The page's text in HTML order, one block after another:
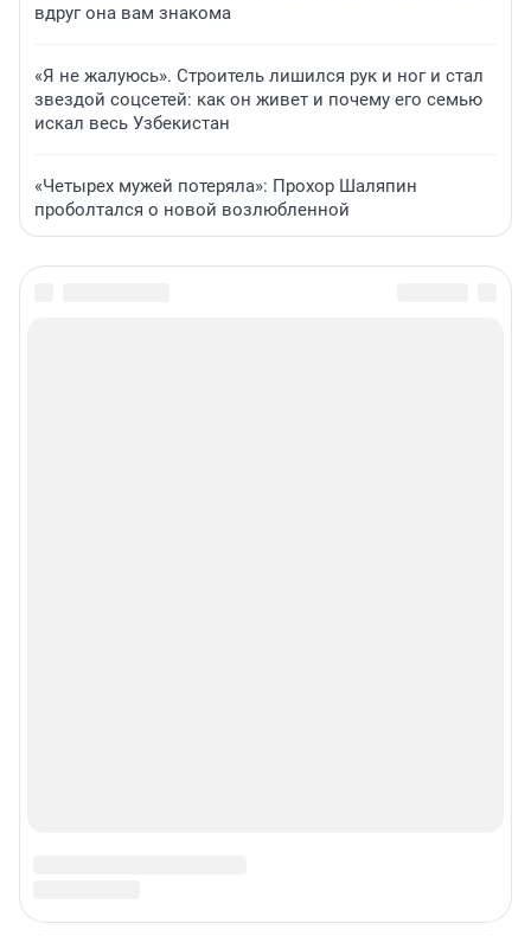
вдруг она вам знакома
«Я не жалуюсь». Строитель лишился рук и ног и стал
звездой соцсетей: как он живет и почему его семью
искал весь Узбекистан
«Четырех мужей потеряла»: Прохор Шаляпин
проболтался о новой возлюбленной